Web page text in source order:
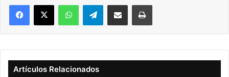
Facebook
X WhatsAppTelegramCompartir vía correo electrónicoImprimir
Artículos Relacionados